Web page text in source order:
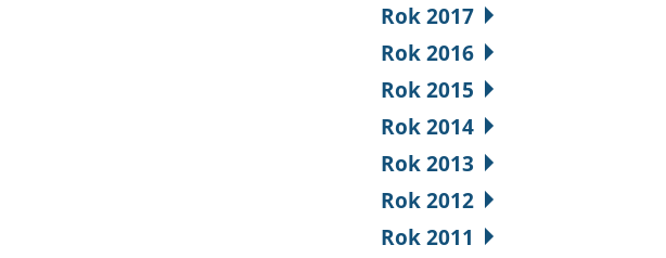
Rok 2017
Rok 2016
Rok 2015
Rok 2014
Rok 2013
Rok 2012
Rok 2011